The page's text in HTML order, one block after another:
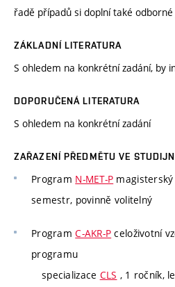
řadě případů si doplní také
ZÁKLADNÍ LITERATURA
S ohledem na konkrétní zadání, by
DOPORUČENÁ LITERATURA
S ohledem na konkrétní zadání
ZAŘAZENÍ PŘEDMĚTU VE
Program N-MET-P
semestr, povinně volitelný
ProgramC-AKR-P celoživotní
programu
specializace CLS , 1 ročník,